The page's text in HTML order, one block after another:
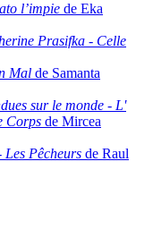
l’impie de Eka
Prasifka - Celle
Mal de Samanta
sur le monde - L'
Corps de Mircea
Les Pêcheurs de Raul